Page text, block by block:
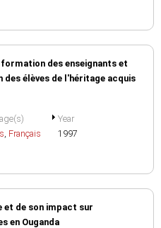
des enseignants et
élèves de l'héritage acquis
, Français
Year
1997
et de son impact sur
en Ouganda